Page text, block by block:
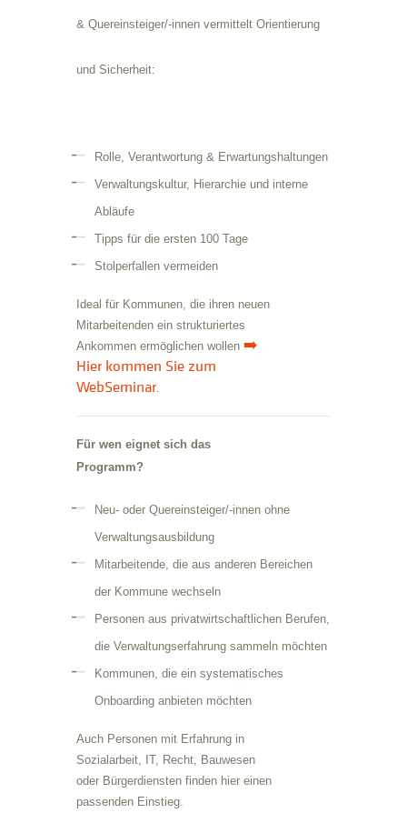
& Quereinsteiger/-innen vermittelt Orientierung
und Sicherheit:
Rolle, Verantwortung & Erwartungshaltungen
Verwaltungskultur, Hierarchie und interne
Abläufe
Tipps für die ersten 100 Tage
Stolperfallen vermeiden
Ideal für Kommunen, die ihren neuen
Mitarbeitenden ein strukturiertes
Ankommen ermöglichen wollen ➡️
Hier kommen Sie zum
WebSeminar.
Für wen eignet sich das
Programm?
Neu- oder Quereinsteiger/-innen ohne
Verwaltungsausbildung
Mitarbeitende, die aus anderen Bereichen
der Kommune wechseln
Personen aus privatwirtschaftlichen Berufen,
die Verwaltungserfahrung sammeln möchten
Kommunen, die ein systematisches
Onboarding anbieten möchten
Auch Personen mit Erfahrung in
Sozialarbeit, IT, Recht, Bauwesen
oder Bürgerdiensten finden hier einen
passenden Einstieg.